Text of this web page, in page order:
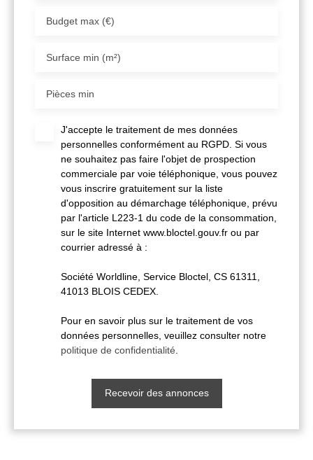
Budget max (€)
Surface min (m²)
Pièces min
J'accepte le traitement de mes données
personnelles conformément au RGPD. Si vous
ne souhaitez pas faire l'objet de prospection
commerciale par voie téléphonique, vous pouvez
vous inscrire gratuitement sur la liste
d'opposition au démarchage téléphonique, prévu
par l'article L223-1 du code de la consommation,
sur le site Internet www.bloctel.gouv.fr ou par
courrier adressé à :
Société Worldline, Service Bloctel, CS 61311,
41013 BLOIS CEDEX.
Pour en savoir plus sur le traitement de vos
données personnelles, veuillez consulter notre
politique de confidentialité
Recevoir des annonces